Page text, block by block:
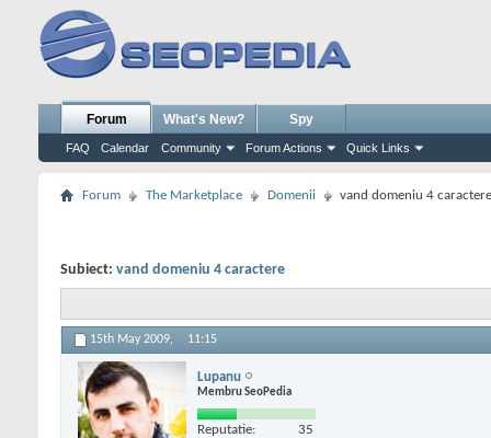
Forum
FAQ Calendar Community Forum Actions Quick Links
What's New? Spy
Forum The Marketplace Domenii vand domeniu 4 caractere
Subiect: vand domeniu 4 caractere
15th May 2009, 11:15
Lupanu
Membru SeoPedia
Reputatie: 35